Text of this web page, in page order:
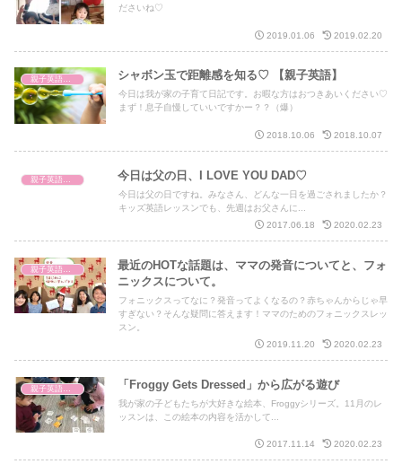
ださいね♡
2019.01.06 2019.02.20
親子英語レッスン シャボン玉で距離感を知る♡ 【親子英語】
今日は我が家の子育て日記です。お暇な方はおつきあいください♡
まず！息子自慢していいですかー？？（爆）
2018.10.06 2018.10.07
今日は父の日、I LOVE YOU DAD♡
今日は父の日ですね。みなさん、どんな一日を過ごされましたか？
キッズ英語レッスンでも、先週はお父さんに...
2017.06.18
2020.02.23
最近のHOTな話題は、ママの発音についてと、フォ
ニックスについて。
フォニックスってなに？発音ってよくなるの？赤ちゃんからじゃ早
すぎない？そんな疑問に答えます！ママのためのフォニックスレッ
スン。
2019.11.20
2020.02.23
「Froggy Gets Dressed」から広がる遊び
我が家の子どもたちが大好きな絵本、Froggyシリーズ。11月のレ
ッスンは、この絵本の内容を活かして...
2017.11.14 2020.02.23